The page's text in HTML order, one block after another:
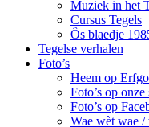
Muziek in het
Cursus Tegels
Ôs blaedje
Tegelse verhalen
Foto’s
Heem op
Foto’s op onze
Foto’s op
Wae wèt wae /